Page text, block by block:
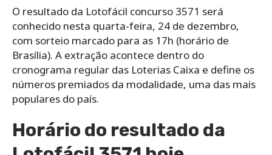
O resultado da Lotofácil concurso 3571 será
conhecido nesta quarta-feira, 24 de dezembro,
com sorteio marcado para as 17h (horário de
Brasília). A extração acontece dentro do
cronograma regular das Loterias Caixa e define os
números premiados da modalidade, uma das mais
populares do país.
Horário do resultado da